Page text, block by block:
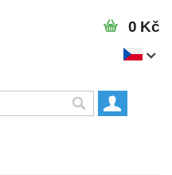
0 Kč